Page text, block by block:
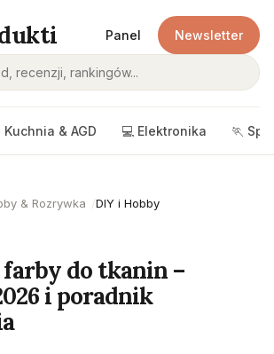
Panel Newsletter
Kuchnia & AGD 💻 Elektronika 🏃
& Rozrywka DIY i Hobby
farby do tkanin –
i poradnik